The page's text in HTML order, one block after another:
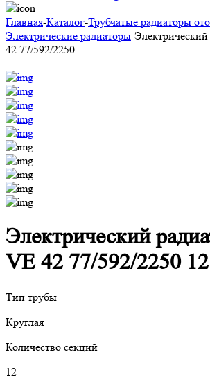
Главная-Каталог-Трубчатые радиаторы
Электрические радиаторы-
42 77/592/2250
Электрический
VE 42 77/592/2250
Тип трубы
Круглая
Количество секций
12